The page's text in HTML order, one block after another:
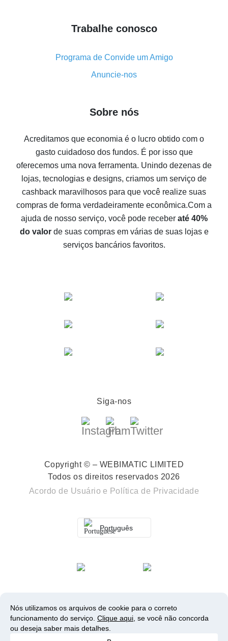
Como obter cashback no AliExpress - visão geral de
Cashback no AliExpress - avaliações de clientes
8% de cashback no AliExpress - poupar dinheiro de
compras
Aliexpress
Como receber cashback no Aliexpress - formas fáceis
de se obter cashback
10% de cashback no Aliexpress - o impossível é
possível
O melhor cashback no Aliexpress - como encontrá-lo
O melhor serviço de cashback para o Aliexpress -
vamos comparar ofertas
Trabalhe conosco
Programa de Convide um Amigo
Anuncie-nos
Sobre nós
Acreditamos que economia é o lucro obtido com o
gasto cuidadoso dos fundos. É por isso que
oferecemos uma nova ferramenta. Unindo dezenas de
lojas, tecnologias e designs, criamos um serviço de
cashback maravilhosos para que você realize suas
compras de forma verdadeiramente econômica.Com a
ajuda de nosso serviço, você pode receber até 40%
do valorde suas compras em várias de suas lojas e
serviços bancários favoritos.
Siga-nos
Copyright © – WEBIMATIC LIMITED
Todos os direitos reservados 2026
Acordo de Usuário e Política de Privacidade
Português
Nós utilizamos os arquivos de cookie para o correto
funcionamento do serviço. Clique aqui , se você não concorda
ou deseja saber mais detalhes.